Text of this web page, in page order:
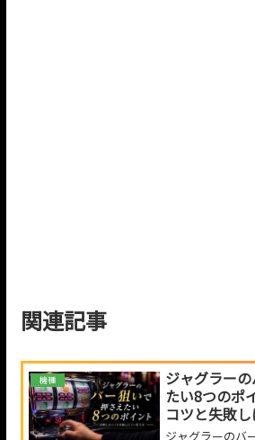
関連記事
機種
ジャグラー
たい8つのポ
コツと失敗
ジャグラーのバ